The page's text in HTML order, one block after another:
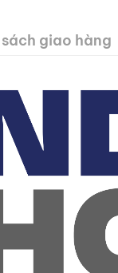
giao hàng